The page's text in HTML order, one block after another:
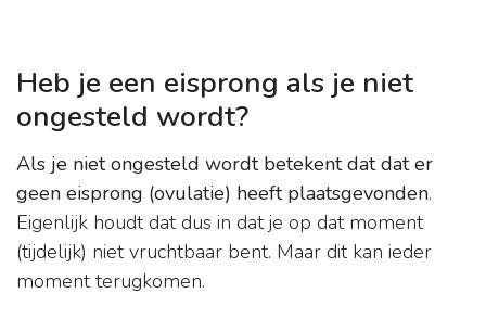
Heb je een eisprong als je niet
ongesteld wordt?
Als je niet ongesteld wordt betekent dat dat er
geen eisprong (ovulatie) heeft plaatsgevonden.
Eigenlijk houdt dat dus in dat je op dat moment
(tijdelijk) niet vruchtbaar bent. Maar dit kan ieder
moment terugkomen.